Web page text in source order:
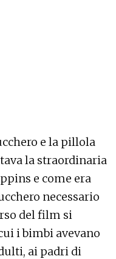
e la pillola
la straordinaria
e come era
necessario
del film si
i bimbi avevano
ai padri di